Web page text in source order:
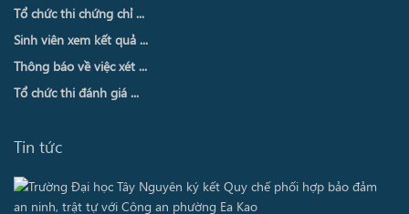
Tổ chức thi chứng chỉ ...
Sinh viên xem kết quả ...
Thông báo về việc xét ...
Tổ chức thi đánh giá ...
Tin tức